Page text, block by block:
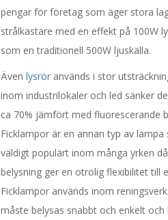
pengar för företag som äger stora
strålkastare med en effekt på 100W
som en traditionell 500W ljuskälla.
Även lysrör används i stor
inom industrilokaler och led sänker
ca 70% jämfört med fluorescerande
Ficklampor är en annan typ av
väldigt populärt inom många yrken
belysning ger en otrolig flexibilitet till
Ficklampor används inom
måste belysas snabbt och enkelt